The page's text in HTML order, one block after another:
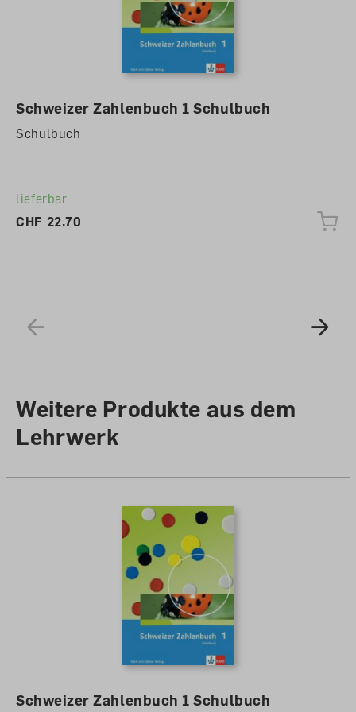
Schweizer Zahlenbuch 1 Schulbuch
Schulbuch
lieferbar
CHF 22.70
Weitere Produkte aus dem
Lehrwerk
Schweizer Zahlenbuch 1 Schulbuch